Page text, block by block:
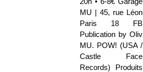
MU | 45, rue Léon
Paris 18 FB
Publication by Oliv
MU. POW! (USA /
Castle Face
Records) Produits